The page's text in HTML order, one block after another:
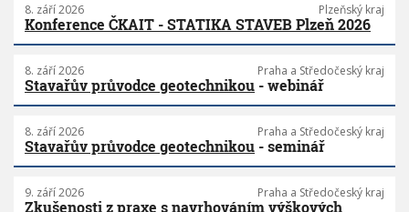
8. září 2026 Plzeňský kraj
Konference ČKAIT - STATIKA STAVEB Plzeň 2026
8. září 2026 Praha a Středočeský kraj
Stavařův průvodce geotechnikou - webinář
8. září 2026 Praha a Středočeský kraj
Stavařův průvodce geotechnikou - seminář
9. září 2026 Praha a Středočeský kraj
Zkušenosti z praxe s navrhováním výškových